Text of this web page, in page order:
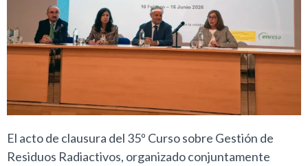
El acto de clausura del 35º Curso sobre Gestión de
Residuos Radiactivos, organizado conjuntamente